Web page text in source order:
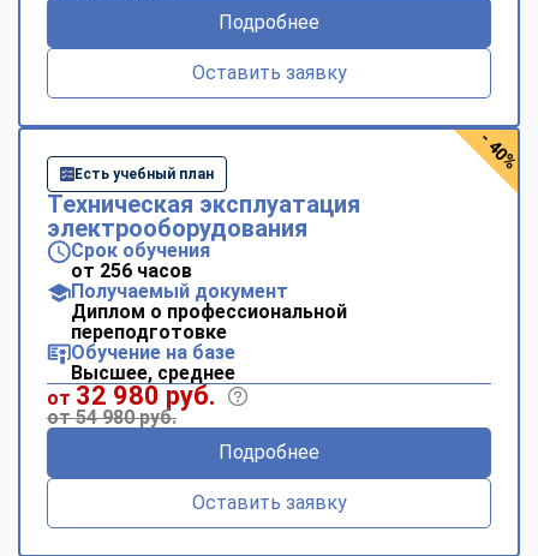
Подробнее
Оставить заявку
Есть учебный план
Техническая эксплуатация
электрооборудования
Срок обучения
от 256 часов
Получаемый документ
Диплом о профессиональной
переподготовке
Обучение на базе
Высшее, среднее
от 32 980 руб.
от 54 980 руб.
Подробнее
Оставить заявку
- 40%